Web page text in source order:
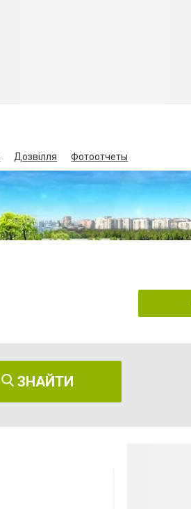
Дозвілля Фотоотчеты
ЗНАЙТИ